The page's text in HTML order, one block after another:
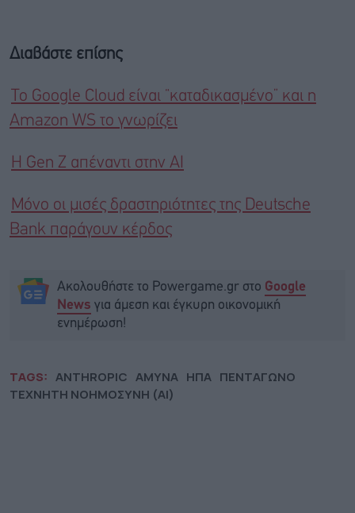
Διαβάστε επίσης
Το Google Cloud είναι “καταδικασμένο” και η
Amazon WS το γνωρίζει
Η Gen Z απέναντι στην AI
Μόνο οι μισές δραστηριότητες της Deutsche
Bank παράγουν κέρδος
Ακολουθήστε το Powergame.gr στο Google
News για άμεση και έγκυρη οικονομική
ενημέρωση!
TAGS: ANTHROPIC ΑΜΥΝΑ ΗΠΑ ΠΕΝΤΑΓΩΝΟ
ΤΕΧΝΗΤΗ ΝΟΗΜΟΣΥΝΗ (AI)